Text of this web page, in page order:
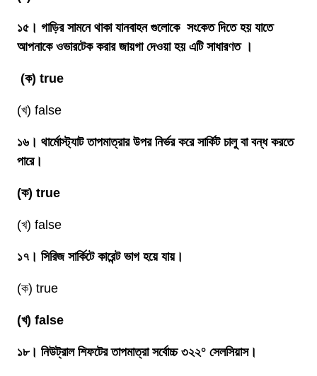
১৫। গাড়ির সামনে থাকা যানবাহন গুলোকে সংকেত দিতে হয় যাতে
আপনাকে ওভারটেক করার জায়গা দেওয়া হয় এটি সাধারণত ।
(ক) true
(খ) false
১৬। থার্মোস্ট্যাট তাপমাত্রার উপর নির্ভর করে সার্কিট চালু বা বন্ধ করতে
পারে।
(ক) true
(খ) false
১৭। সিরিজ সার্কিটে কারেন্ট ভাগ হয়ে যায়।
(ক) true
(খ) false
১৮। নিউট্রাল শিফটের তাপমাত্রা সর্বোচ্চ ৩২২° সেলসিয়াস।